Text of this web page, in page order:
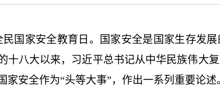
民国家安全教育日。国家安全是国家生存发
十八大以来，习近平总书记从中华民族伟大
家安全作为“头等大事”，作出一系列重要论述